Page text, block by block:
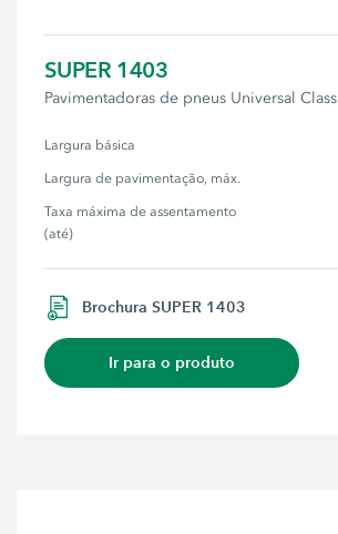
SUPER 1403
Pavimentadoras de pneus Universal Class
Largura básica
Largura de pavimentação, máx.
Taxa máxima de assentamento
(até)
Brochura SUPER 1403
Ir para o produto